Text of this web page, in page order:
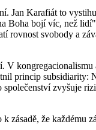
Jan Karafiát to
Boha bojí víc, než lidí"
rovnost svobody a
kongregacionalismu
princip subsidiarity:
zvyšuje
že každému